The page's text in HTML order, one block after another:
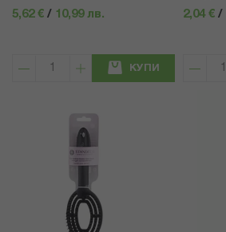
5,62 € / 10,99 лв.
КУПИ
2,04 € /